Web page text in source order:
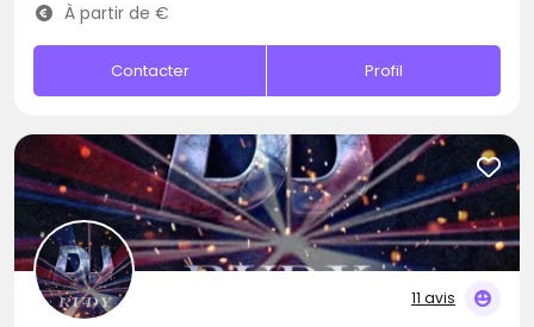
À partir de €
Contacter Profil
11 avis